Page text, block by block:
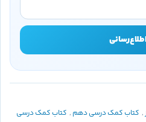
, کتاب کمک درسی دهم , کتاب کمک درسی